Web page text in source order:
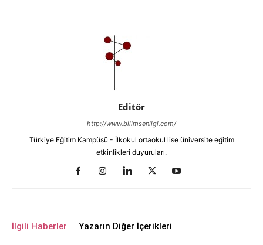
Editör
http://www.bilimsenligi.com/
Türkiye Eğitim Kampüsü - İlkokul ortaokul lise üniversite eğitim
etkinlikleri duyuruları.
İlgili Haberler Yazarın Diğer İçerikleri